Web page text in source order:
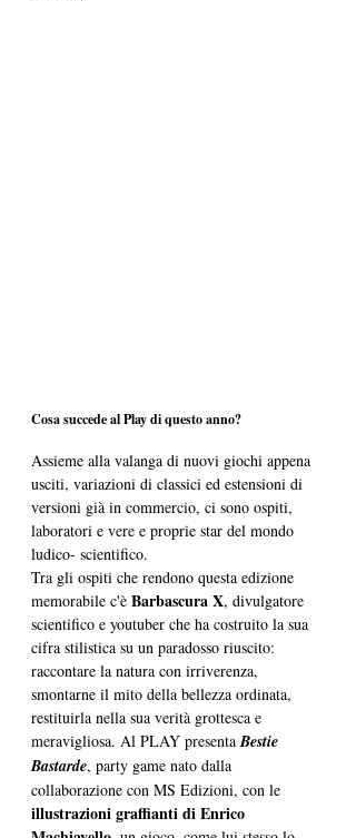
Cosa succede al Play di questo anno?
Assieme alla valanga di nuovi giochi appena
usciti, variazioni di classici ed estensioni di
versioni già in commercio, ci sono ospiti,
laboratori e vere e proprie star del mondo
ludico- scientifico.
Tra gli ospiti che rendono questa edizione
memorabile c'è Barbascura X, divulgatore
scientifico e youtuber che ha costruito la sua
cifra stilistica su un paradosso riuscito:
raccontare la natura con irriverenza,
smontarne il mito della bellezza ordinata,
restituirla nella sua verità grottesca e
meravigliosa. Al PLAY presenta Bestie
Bastarde, party game nato dalla
collaborazione con MS Edizioni, con le
illustrazioni graffianti di Enrico